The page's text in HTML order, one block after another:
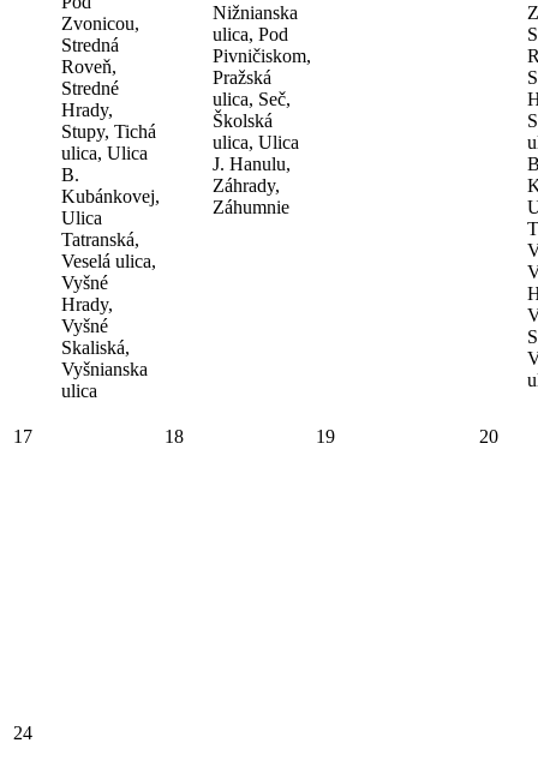
Zvonicou,
Stredná
Roveň,
Stredné
Hrady,
Stupy, Tichá
ulica, Ulica
B.
Kubánkovej,
Ulica
Tatranská,
Veselá ulica,
Vyšné
Hrady,
Vyšné
Skaliská,
Vyšnianska
ulica
Nižnianska
ulica, Pod
Pivničiskom,
Pražská
ulica, Seč,
Školská
ulica, Ulica
J. Hanulu,
Záhrady,
Záhumnie
17 18 19 20
24